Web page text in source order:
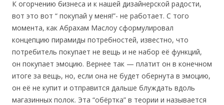
К огорчению бизнеса и к нашей дизайнерской радости,
вот это вот “ покупай у меня!”- не работает. С того
момента, как Абрахам Маслоу сформулировал
концепцию пирамиды потребностей, известно, что
потребитель покупает не вещь и не набор её функций,
он покупает эмоцию. Вернее так — платит он в конечном
итоге за вещь, но, если она не будет обернута в эмоцию,
он её не купит и отправится дальше блуждать вдоль
магазинных полок. Эта “обёртка” в теории и называется